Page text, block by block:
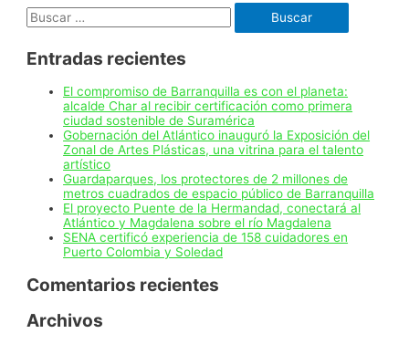
celebró
su
aniversario
‘Internet
Gente’
Buscar:
Entradas recientes
El compromiso de Barranquilla es con el planeta:
alcalde Char al recibir certificación como primera
ciudad sostenible de Suramérica
Gobernación del Atlántico inauguró la Exposición del
Zonal de Artes Plásticas, una vitrina para el talento
artístico
Guardaparques, los protectores de 2 millones de
metros cuadrados de espacio público de Barranquilla
El proyecto Puente de la Hermandad, conectará al
Atlántico y Magdalena sobre el río Magdalena
SENA certificó experiencia de 158 cuidadores en
Puerto Colombia y Soledad
Comentarios recientes
Archivos